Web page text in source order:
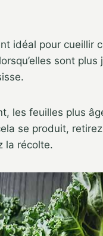
idéal pour cueillir
sont plus
les feuilles plus
se produit,
la récolte.